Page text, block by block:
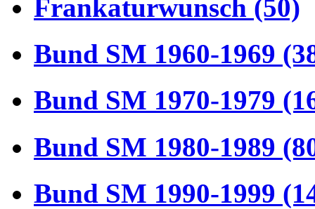
Frankaturwunsch (50)
Bund SM 1960-1969
Bund SM 1970-1979
Bund SM 1980-1989
Bund SM 1990-1999